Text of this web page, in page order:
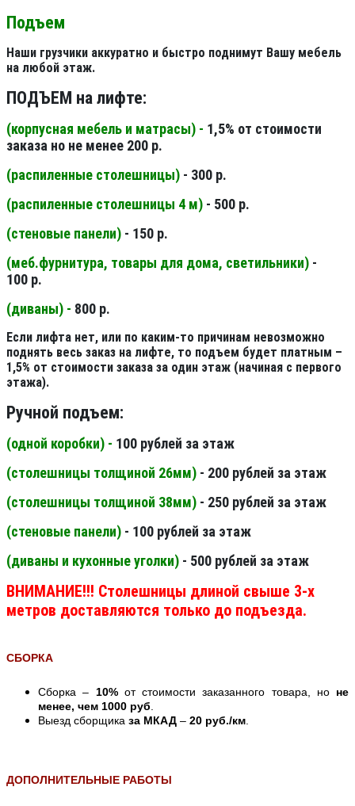
Подъем
Наши грузчики аккуратно и быстро поднимут Вашу мебель
на любой этаж.
ПОДЪЕМ на лифте:
(корпусная мебель и матрасы) - 1,5% от стоимости
заказа но не менее 200 р.
(распиленные столешницы) - 300 р.
(распиленные столешницы 4 м) - 500 р.
(стеновые панели) - 150 р.
(меб.фурнитура, товары для дома, светильники) -
100 р.
(диваны) - 800 р.
Если лифта нет, или по каким-то причинам невозможно
поднять весь заказ на лифте, то подъем будет платным –
1,5% от стоимости заказа за один этаж (начиная с первого
этажа).
Ручной подъем:
(одной коробки) - 100 рублей за этаж
(столешницы толщиной 26мм) - 200 рублей за этаж
(столешницы толщиной 38мм) - 250 рублей за этаж
(стеновые панели) - 100 рублей за этаж
(диваны и кухонные уголки) - 500 рублей за этаж
ВНИМАНИЕ!!! Столешницы длиной свыше 3-х
метров доставляются только до подъезда.
СБОРКА
Сборка – 10%от стоимости заказанного товара, но не
менее, чем 1000 руб
Выезд сборщика за МКАД – 20 руб./км
ДОПОЛНИТЕЛЬНЫЕ РАБОТЫ